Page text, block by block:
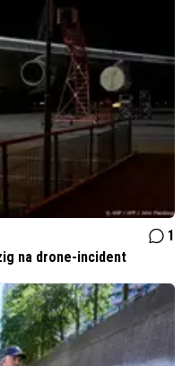
1
na drone-incident